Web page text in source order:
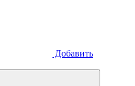
Добавить